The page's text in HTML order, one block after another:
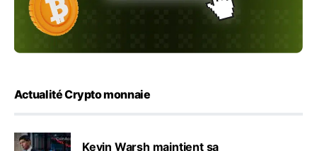
Actualité Crypto monnaie
Kevin Warsh maintient sa